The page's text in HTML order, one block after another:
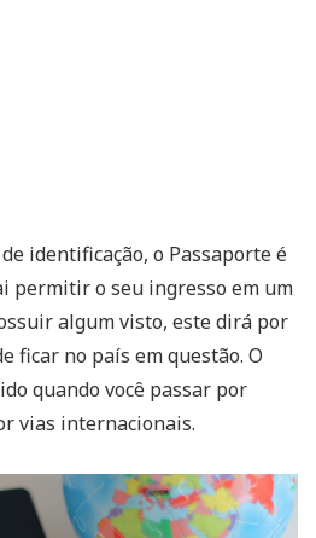
identificação, o Passaporte é
permitir o seu ingresso em um
algum visto, este dirá por
ficar no país em questão. O
quando você passar por
vias internacionais.